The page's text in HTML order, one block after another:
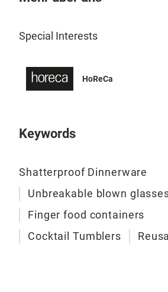
Special Interests
HoReCa
Keywords
Shatterproof Dinnerware
Unbreakable blown
Finger food containers
Cocktail Tumblers